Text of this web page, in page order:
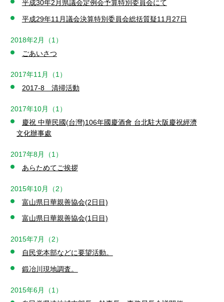
平成30年2月県議会定例会予算特別委員会にて
平成29年11月議会決算特別委員会総括質疑11月27日
2018年2月（1）
ごあいさつ
2017年11月（1）
2017-8 清掃活動
2017年10月（1）
慶祝 中華民國(台灣)106年國慶酒會 台北駐大阪慶祝經濟
文化辦事處
2017年8月（1）
あらためてご挨拶
2015年10月（2）
富山県日華親善協会(2日目)
富山県日華親善協会(1日目)
2015年7月（2）
自民党本部などに要望活動。
鍛冶川現地調査。
2015年6月（1）